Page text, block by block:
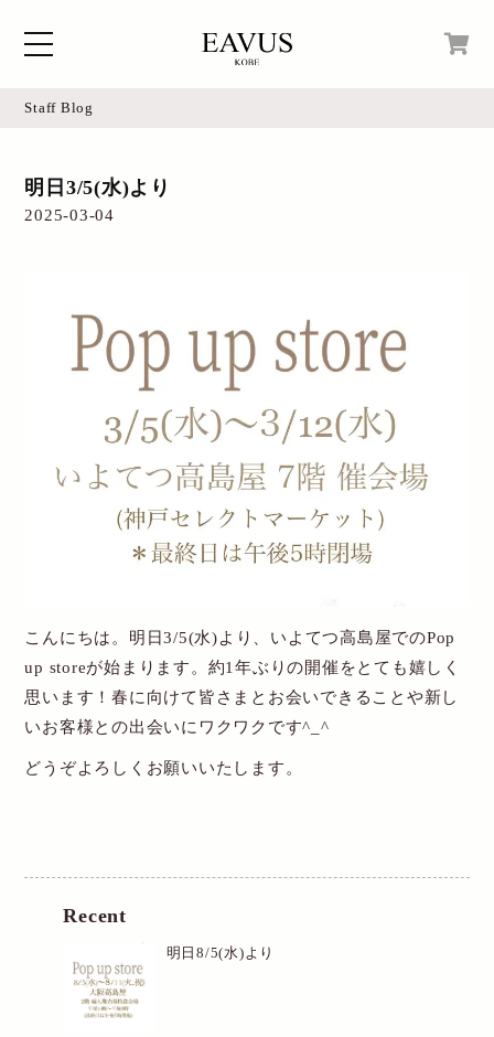
Blog
Instagram
Login
New Account
送料・お支払について
特定商取引関連表記
Staff Blog
明日3/5(水)より
2025-03-04
こんにちは。明日3/5(水)より、いよてつ高島屋でのPop
up storeが始まります。約1年ぶりの開催をとても嬉しく
思います！春に向けて皆さまとお会いできることや新し
いお客様との出会いにワクワクです^_^
どうぞよろしくお願いいたします。
Recent
明日8/5(水)より